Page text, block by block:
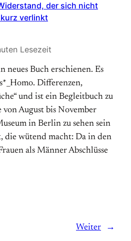
der sich nicht
verlinkt
Lesezeit
neues Buch erschienen. Es
Differenzen,
und ist ein Begleitbuch zu
August bis November
in Berlin zu sehen sein
die wütend macht: Da in den
als Männer Abschlüsse
Weiter →